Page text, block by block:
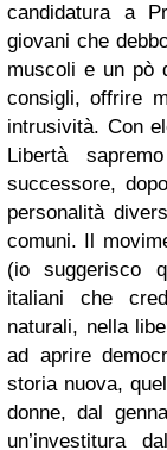
candidatura a
giovani che
muscoli e un pò
consigli, offrire
intrusività. Con
Libertà
successore,
personalità
comuni. Il
(io suggerisco
italiani che
naturali, nella
ad aprire
storia nuova,
donne, dal
un’investitura